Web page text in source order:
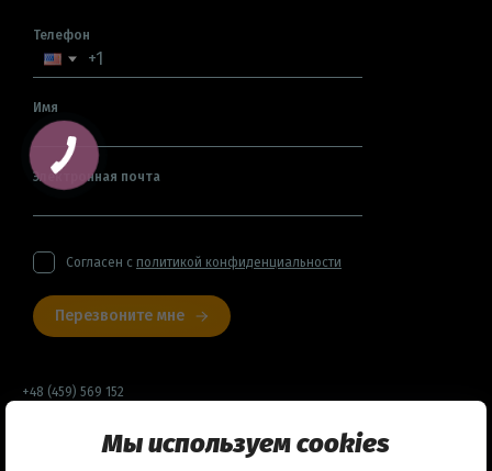
Телефон
Имя
Электронная почта
Согласен с политикой конфиденциальности
Перезвоните мне
+48 (459) 569 152
Договор офертыМы используем cookies